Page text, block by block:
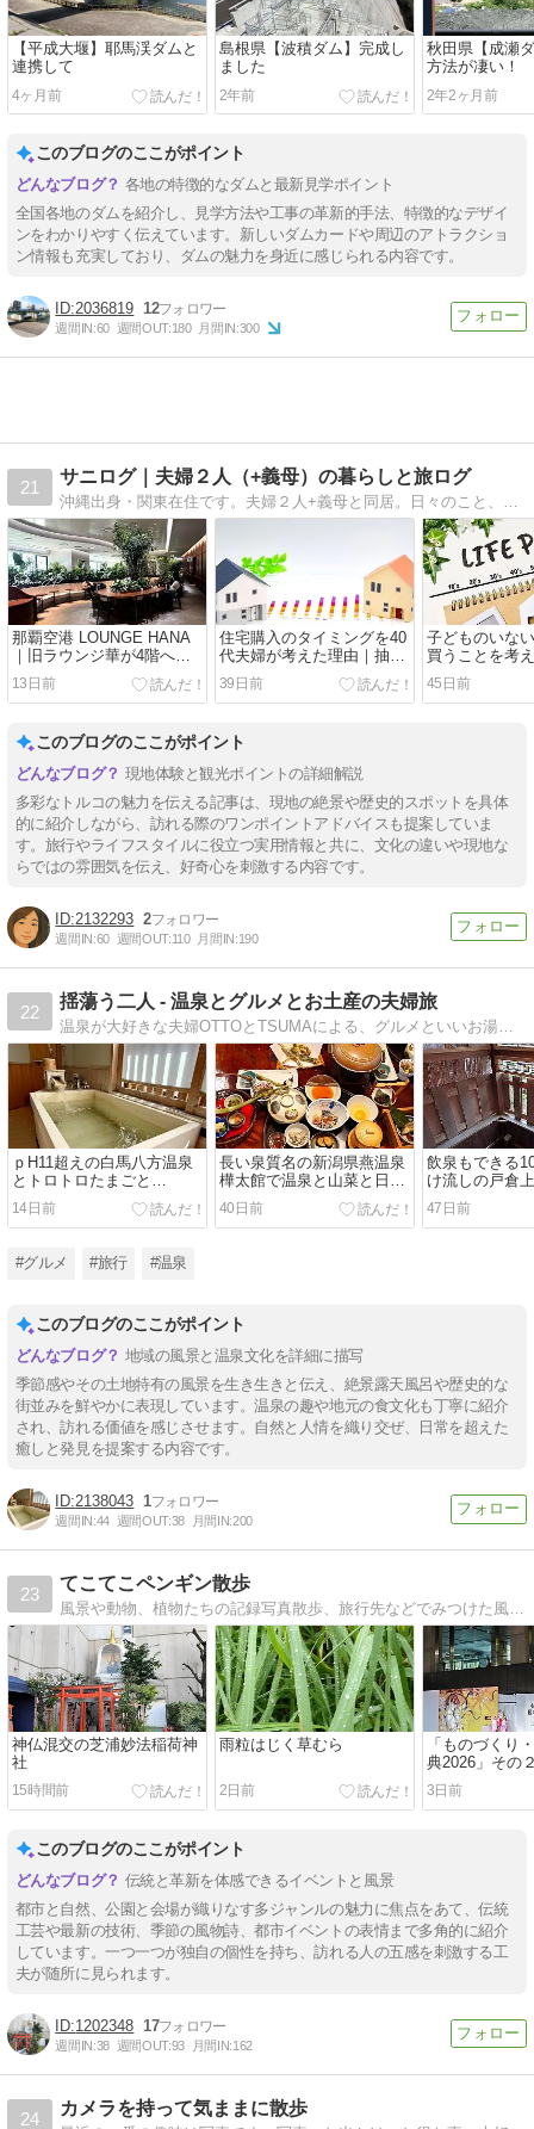
【平成大堰】耶馬渓ダムと
連携して
4ヶ月前
島根県【波積ダム】完成し
ました
2年前
秋田県【成瀬
方法が凄い！
2年2ヶ月前
このブログのここがポイント
各地の特徴的なダムと最新見学ポイント
全国各地のダムを紹介し、見学方法や工事の革新的手法、特徴的なデザイ
ンをわかりやすく伝えています。新しいダムカードや周辺のアトラクショ
ン情報も充実しており、ダムの魅力を身近に感じられる内容です。
2036819 12
週間IN:60 週間OUT:180 月間IN:300
21
サニログ｜夫婦２人（+義母）の暮らしと旅ログ
沖縄出身・関東在住です。夫婦２人+義母と同居。日々のこと、国内外の旅行について書き綴っています。
那覇空港 LOUNGE HANA
｜旧ラウンジ華が4階へ移
転リニューアル
13日前
住宅購入のタイミングを40
代夫婦が考えた理由｜抽選
申し込みまでの記録
39日前
子どものいな
買うことを考
住宅購入を意
45日前
このブログのここがポイント
現地体験と観光ポイントの詳細解説
多彩なトルコの魅力を伝える記事は、現地の絶景や歴史的スポットを具体
的に紹介しながら、訪れる際のワンポイントアドバイスも提案していま
す。旅行やライフスタイルに役立つ実用情報と共に、文化の違いや現地な
らではの雰囲気を伝え、好奇心を刺激する内容です。
2132293 2
週間IN:60 週間OUT:110 月間IN:190
22
揺蕩う二人 - 温泉とグルメとお土産の夫婦旅
ｐH11超えの白馬八方温泉
とトロトロたまごと…
14日前
長い泉質名の新潟県燕温泉
樺太館で温泉と山菜と日本
酒を大満喫！
40日前
飲泉もできる
け流しの戸倉
山田ホテル
47日前
#グルメ #旅行 #温泉
このブログのここがポイント
地域の風景と温泉文化を詳細に描写
季節感やその土地特有の風景を生き生きと伝え、絶景露天風呂や歴史的な
街並みを鮮やかに表現しています。温泉の趣や地元の食文化も丁寧に紹介
され、訪れる価値を感じさせます。自然と人情を織り交ぜ、日常を超えた
癒しと発見を提案する内容です。
2138043 1
週間IN:44 週間OUT:38 月間IN:200
23
てこてこペンギン散歩
風景や動物、植物たちの記録写真散歩、旅行先などでみつけた風景や動物、植物たちの記録写真
神仏混交の芝浦妙法稲荷神
社
15時間前
雨粒はじく草むら
2日前
「ものづくり
典2026」その
3日前
このブログのここがポイント
伝統と革新を体感できるイベントと風景
都市と自然、公園と会場が織りなす多ジャンルの魅力に焦点をあて、伝統
工芸や最新の技術、季節の風物詩、都市イベントの表情まで多角的に紹介
しています。一つ一つが独自の個性を持ち、訪れる人の五感を刺激する工
夫が随所に見られます。
1202348 17
週間IN:38 週間OUT:93 月間IN:162
24
カメラを持って気ままに散歩